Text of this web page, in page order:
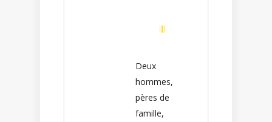
Deux
hommes,
pères de
famille,